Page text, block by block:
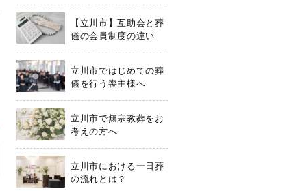
【立川市】互助会と葬
儀の会員制度の違い
立川市ではじめての葬
儀を行う喪主様へ
立川市で無宗教葬をお
考えの方へ
立川市における一日葬
の流れとは？